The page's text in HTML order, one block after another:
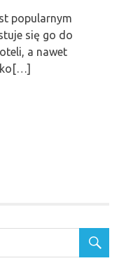
popularnym
się go do
a nawet